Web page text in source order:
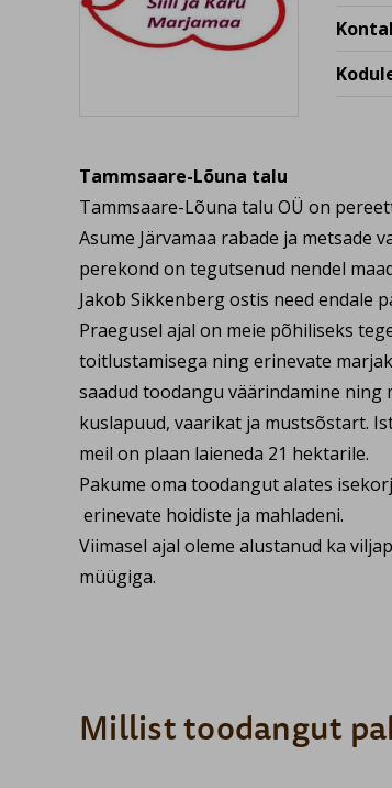
Tammsaare-Lõuna talu
Tammsaare-Lõuna talu OÜ on
Asume Järvamaa rabade ja metsade
perekond on tegutsenud nendel
Jakob Sikkenberg ostis need endale
Praegusel ajal on meie põhiliseks
toitlustamisega ning erinevate
saadud toodangu väärindamine ning
kuslapuud, vaarikat ja mustsõstart.
meil on plaan laieneda 21 hektarile.
Pakume oma toodangut alates
erinevate hoidiste ja mahladeni.
Viimasel ajal oleme alustanud ka
müügiga.
Millist toodangut